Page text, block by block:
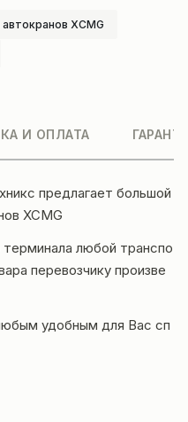
XCMG
И ОПЛАТА
предлагает большой
XCMG
любой транспо
перевозчику произве
удобным для Вас сп